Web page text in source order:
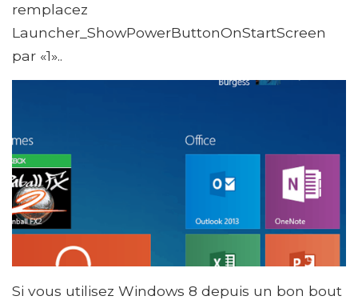
remplacez
Launcher_ShowPowerButtonOnStartScreen
par «1»..
Si vous utilisez Windows 8 depuis un bon bout